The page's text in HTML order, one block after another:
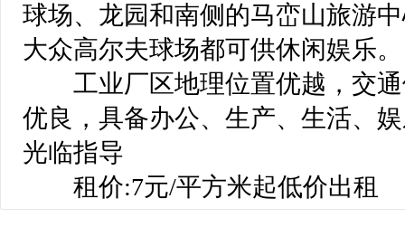
球场、龙园和南侧的马峦山旅游
大众高尔夫球场都可供休闲娱乐。
工业厂区地理位置优越，交通
优良，具备办公、生产、生活、
光临指导
租价:7元/平方米起低价出租